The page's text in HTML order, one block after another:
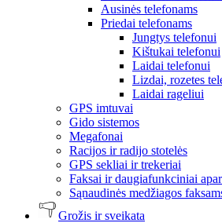
Ausinės telefonams
Priedai telefonams
Jungtys telefonui
Kištukai telefonui
Laidai telefonui
Lizdai, rozetes
Laidai rageliui
GPS imtuvai
Gido sistemos
Megafonai
Racijos ir radijo stotelės
GPS sekliai ir trekeriai
Faksai ir daugiafunkciniai
Sąnaudinės medžiagos
Grožis ir sveikata